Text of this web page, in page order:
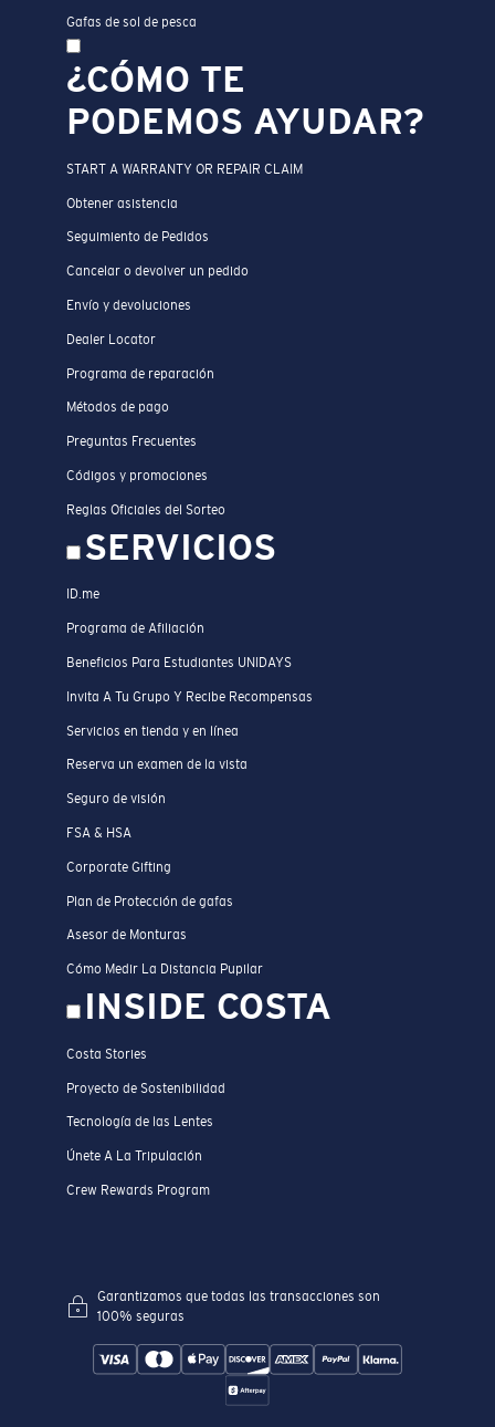
Gafas de sol de pesca
¿CÓMO TE
PODEMOS AYUDAR?
START A WARRANTY OR REPAIR CLAIM
Obtener asistencia
Seguimiento de Pedidos
Cancelar o devolver un pedido
Envío y devoluciones
Dealer Locator
Programa de reparación
Métodos de pago
Preguntas Frecuentes
Códigos y promociones
Reglas Oficiales del Sorteo
SERVICIOS
ID.me
Programa de Afiliación
Beneficios Para Estudiantes UNIDAYS
Invita A Tu Grupo Y Recibe Recompensas
Servicios en tienda y en línea
Reserva un examen de la vista
Seguro de visión
FSA & HSA
Corporate Gifting
Plan de Protección de gafas
Asesor de Monturas
Cómo Medir La Distancia Pupilar
INSIDE COSTA
Costa Stories
Proyecto de Sostenibilidad
Tecnología de las Lentes
Únete A La Tripulación
Crew Rewards Program
Garantizamos que todas las transacciones son
100% seguras